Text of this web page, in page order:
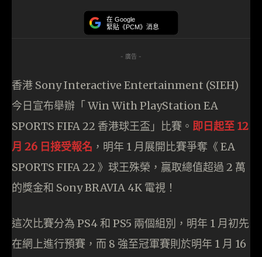
在 Google
緊貼《PCM》消息
- 廣告 -
香港 Sony Interactive Entertainment (SIEH)
今日宣布舉辦「 Win With PlayStation EA
SPORTS FIFA 22 香港球王盃」比賽。 即日起至 12
月 26 日接受報名 ，明年 1 月展開比賽爭奪《 EA
SPORTS FIFA 22 》球王殊榮，贏取總值超過 2 萬
的獎金和 Sony BRAVIA 4K 電視！
這次比賽分為 PS4 和 PS5 兩個組別，明年 1 月初先
在網上進行預賽，而 8 強至冠軍賽則於明年 1 月 16